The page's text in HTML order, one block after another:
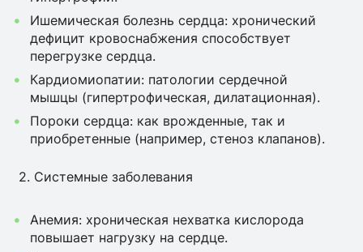
Ишемическая болезнь сердца: хронический
дефицит кровоснабжения способствует
перегрузке сердца.
Кардиомиопатии: патологии сердечной
мышцы (гипертрофическая, дилатационная).
Пороки сердца: как врожденные, так и
приобретенные (например, стеноз клапанов).
2. Системные заболевания
Анемия: хроническая нехватка кислорода
повышает нагрузку на сердце.